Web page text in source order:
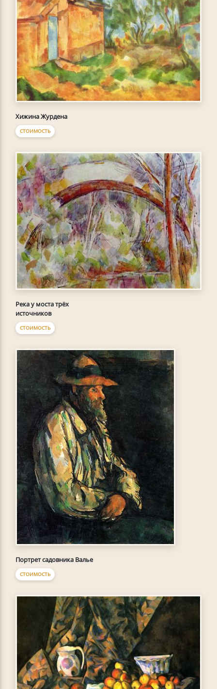
Хижина Журдена
СТОИМОСТЬ
Река у моста трёх
источников
СТОИМОСТЬ
Портрет садовника Валье
СТОИМОСТЬ